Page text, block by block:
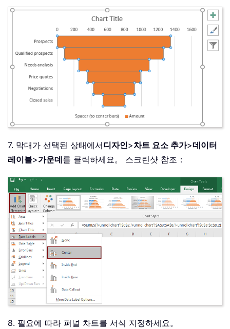
7. 막대가 선택된 상태에서디자인>차트 요소 추가>데이터
레이블>가운데를 클릭하세요。 스크린샷 참조：
8. 필요에 따라 퍼널 차트를 서식 지정하세요。